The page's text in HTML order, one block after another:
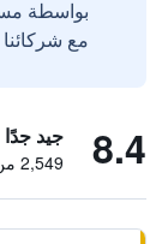
مع
8.4 جيد جدًا
2,549 من التقييمات تم التحقق منها